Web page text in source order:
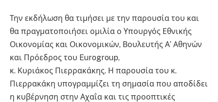
Την εκδήλωση θα τιμήσει με την παρουσία του και
θα πραγματοποιήσει ομιλία ο Υπουργός Εθνικής
Οικονομίας και Οικονομικών, Βουλευτής Α’ Αθηνών
και Πρόεδρος του Eurogroup,
κ. Κυριάκος Πιερρακάκης. Η παρουσία του κ.
Πιερρακάκη υπογραμμίζει τη σημασία που αποδίδει
η κυβέρνηση στην Αχαΐα και τις προοπτικές